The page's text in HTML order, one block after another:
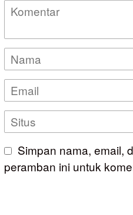
Simpan nama, email,
peramban ini untuk